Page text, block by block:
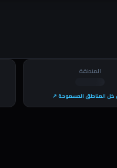
المنطقة
المناطق المسموحة ↗